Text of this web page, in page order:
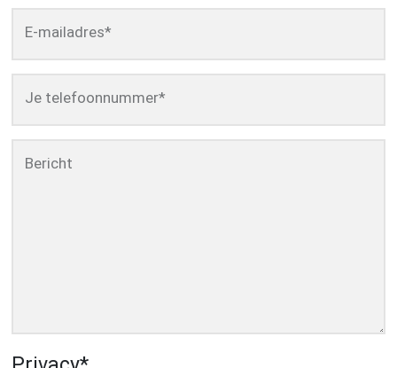
E-mailadres*
Je telefoonnummer*
Bericht